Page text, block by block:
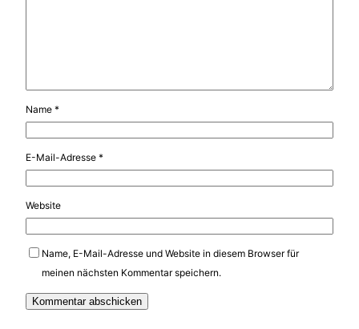
Name *
E-Mail-Adresse *
Website
Name, E-Mail-Adresse und Website in diesem Browser für
meinen nächsten Kommentar speichern.